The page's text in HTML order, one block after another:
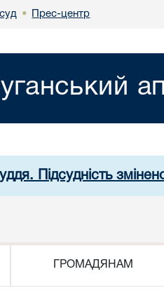
• Прес-центр
Підсудність
ГРОМАДЯНАМ